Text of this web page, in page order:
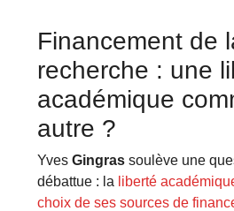
Financement de
recherche : une
académique
autre ?
YvesGingras soulève une
débattue : la liberté
choix de ses sources de